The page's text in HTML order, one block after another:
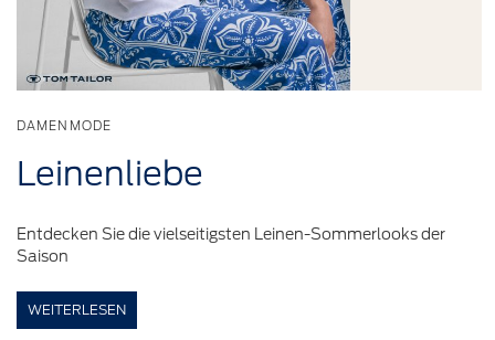
DAMENMODE
Leinenliebe
Entdecken Sie die vielseitigsten Leinen-Sommerlooks der
Saison
WEITERLESEN